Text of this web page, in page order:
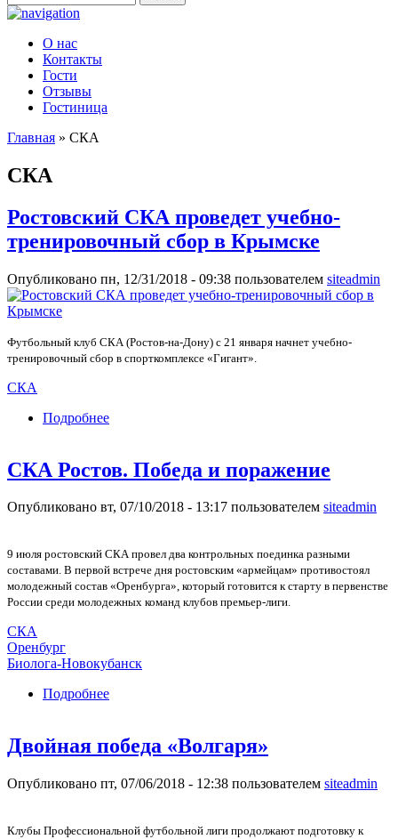
Форма поиска
О нас
Контакты
Гости
Отзывы
Гостиница
Главная » СКА
СКА
Ростовский СКА проведет учебно-
тренировочный сбор в Крымске
Опубликовано пн, 12/31/2018 - 09:38 пользователем siteadmin
Футбольный клуб СКА (Ростов-на-Дону) с 21 января начнет учебно-
тренировочный сбор в спорткомплексе «Гигант».
СКА
Подробнее
СКА Ростов. Победа и поражение
Опубликовано вт, 07/10/2018 - 13:17 пользователем siteadmin
9 июля ростовский СКА провел два контрольных поединка разными
составами. В первой встрече дня ростовским «армейцам» противостоял
молодежный состав «Оренбурга», который готовится к старту в первенстве
России среди молодежных команд клубов премьер-лиги.
СКА
Оренбург
Биолога-Новокубанск
Подробнее
Двойная победа «Волгаря»
Опубликовано пт, 07/06/2018 - 12:38 пользователем siteadmin
Клубы Профессиональной футбольной лиги продолжают подготовку к